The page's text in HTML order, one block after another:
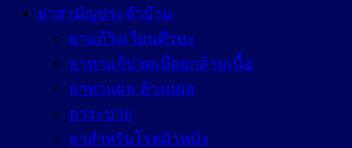
ยาสามัญประจำบ้าน
ยาแก้วิงเวียนศีรษะ
ยาทาแก้ปวดเมื่อยกล้ามเนื้อ
ยาทาแผล ล้างแผล
ยาระบาย
ยาสำหรับโรคผิวหนัง